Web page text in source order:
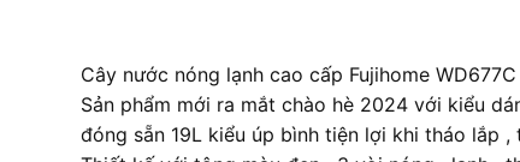
Cây nước nóng lạnh cao cấp Fujihome
Sản phẩm mới ra mắt chào hè 2024 với kiểu
đóng sẵn 19L kiểu úp bình tiện lợi khi tháo lắp